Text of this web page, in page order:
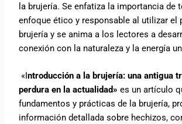
la brujería. Se enfatiza la importancia de
enfoque ético y responsable al utilizar el
brujería y se anima a los lectores a
conexión con la naturaleza y la energía
«Introducción a la brujería: una antigua
perdura en la actualidad» es un artículo
fundamentos y prácticas de la brujería,
información detallada sobre hechizos,